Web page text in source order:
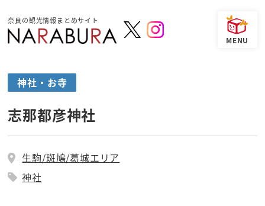
奈良の観光情報まとめサイト
神社・お寺
志那都彦神社
生駒/斑鳩/葛城エリア
神社